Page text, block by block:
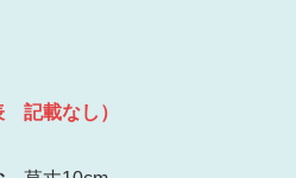
記載なし）